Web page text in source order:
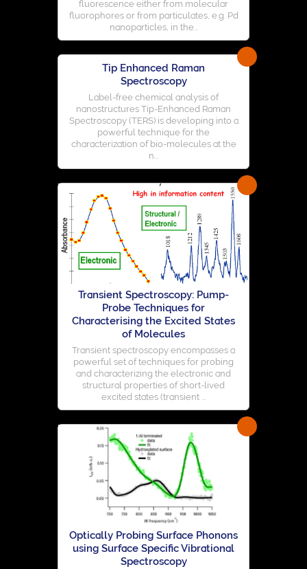
fluorescence either from molecular
fluorophores or from particulates, e.g. Pd
nanoparticles, in the...
Tip Enhanced Raman
Spectroscopy
Label-free chemical analysis of
nanostructures Tip-Enhanced Raman
Spectroscopy (TERS) is developing into a
powerful technique for the
characterization of bio-molecules at the
n...
Transient Spectroscopy: Pump-
Probe Techniques for
Characterising the Excited States
of Molecules
Transient spectroscopy encompasses a
powerful set of techniques for probing
and characterizing the electronic and
structural properties of short-lived
excited states (transient ...
Optically Probing Surface Phonons
using Surface Specific Vibrational
Spectroscopy